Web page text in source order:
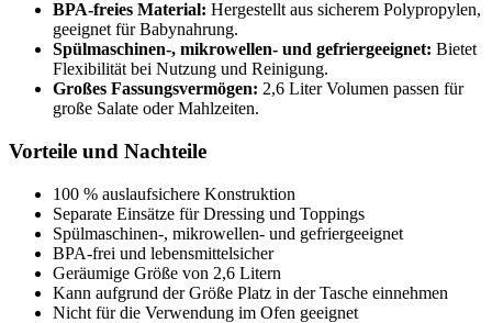
BPA-freies Material: Hergestellt aus sicherem Polypropylen,
geeignet für Babynahrung.
Spülmaschinen-, mikrowellen- und gefriergeeignet: Bietet
Flexibilität bei Nutzung und Reinigung.
Großes Fassungsvermögen: 2,6 Liter Volumen passen für
große Salate oder Mahlzeiten.
Vorteile und Nachteile
100 % auslaufsichere Konstruktion
Separate Einsätze für Dressing und Toppings
Spülmaschinen-, mikrowellen- und gefriergeeignet
BPA-frei und lebensmittelsicher
Geräumige Größe von 2,6 Litern
Kann aufgrund der Größe Platz in der Tasche einnehmen
Nicht für die Verwendung im Ofen geeignet